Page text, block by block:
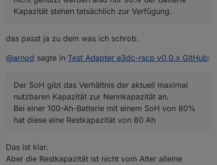
(entspricht RSOC) , sind tatsächlich noch z.B 5%
enthalten (entspricht RSOC REAL).
RSOC REAL => SOC (entspricht 100% der Nennkapazität)
ASOC => SOH/Alterungszustand (Verhältnis der aktuell
Kapazität stehen tatsächlich zur Verfügung.
das passt ja zu dem was ich schrob.
@arnod sagte in Test Adapter e3dc-rscp v0.0.x GitHub:
Der SoH gibt das Verhältnis der aktuell maximal
nutzbaren Kapazität zur Nennkapazität an.
Bei einer 100-Ah-Batterie mit einem SoH von 80%
hat diese eine Restkapazität von 80 Ah
Das ist klar.
Aber die Restkapazität ist nicht vom Alter alleine